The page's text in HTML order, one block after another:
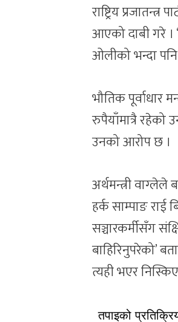
राष्ट्रिय
आएको दाबी गरे
ओलीको भन्दा
भौतिक पूर्वाधार
रुपैयाँमात्रै
उनको आरोप छ ।
अर्थमन्त्री
हर्क साम्पाङ राई
सञ्चारकर्मीसँग
बाहिरिनुपरेको’
त्यही भएर
तपाइको